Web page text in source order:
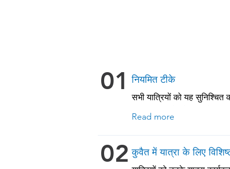
01 नियमित टीके
सभी यात्रियों को यह
चिकनपॉक्स (वैरीसेला) •
Read more
02 कुवैत में यात्रा के लिए